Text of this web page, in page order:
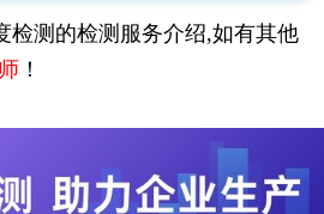
检测的检测服务介绍,如有其他
！